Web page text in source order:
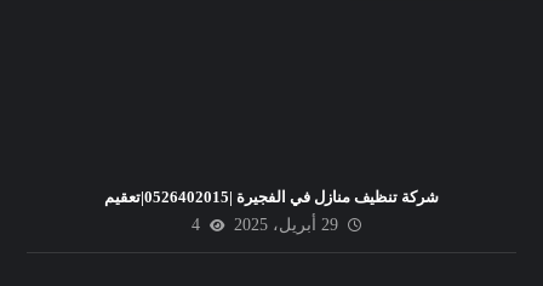
شركة تنظيف منازل في الفجيرة |0526402015|تعقيم
29 أبريل، 2025
4